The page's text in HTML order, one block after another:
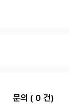
문의 ( 0 건)